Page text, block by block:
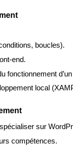
boucles).
end.
fonctionnement
local
sur
compétences.